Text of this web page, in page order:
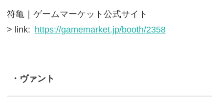
符亀｜ゲームマーケット公式サイト
> link: https://gamemarket.jp/booth/2358
・ヴァント